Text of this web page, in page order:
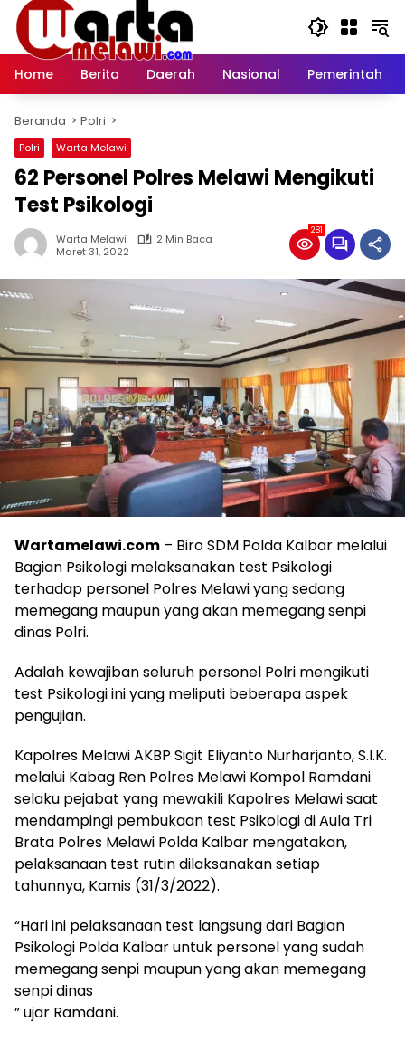
Langsung
konten
Home
Berita Daerah Nasional Pemerintah
Beranda Polri
Polri Warta Melawi
62 Personel Polres Melawi Mengikuti
Test Psikologi
Warta Melawi
2 Min Baca
Maret 31, 2022
281
Wartamelawi.com – Biro SDM Polda Kalbar melalui
Bagian Psikologi melaksanakan test Psikologi
terhadap personel Polres Melawi yang sedang
memegang maupun yang akan memegang senpi
dinas Polri.
Adalah kewajiban seluruh personel Polri mengikuti
test Psikologi ini yang meliputi beberapa aspek
pengujian.
Kapolres Melawi AKBP Sigit Eliyanto Nurharjanto, S.I.K.
melalui Kabag Ren Polres Melawi Kompol Ramdani
selaku pejabat yang mewakili Kapolres Melawi saat
mendampingi pembukaan test Psikologi di Aula Tri
Brata Polres Melawi Polda Kalbar mengatakan,
pelaksanaan test rutin dilaksanakan setiap
tahunnya, Kamis (31/3/2022).
“Hari ini pelaksanaan test langsung dari Bagian
Psikologi Polda Kalbar untuk personel yang sudah
memegang senpi maupun yang akan memegang
senpi dinas
” ujar Ramdani.